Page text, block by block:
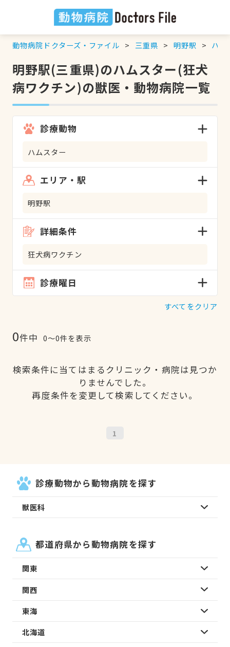
動物病院ドクターズ・ファイル 三重県 明野駅 ハム
明野駅(三重県)のハムスター(狂犬
病ワクチン)の獣医・動物病院一覧
診療動物
ハムスター
エリア・駅
明野駅
詳細条件
狂犬病ワクチン
診療曜日
すべてをクリア
0件中 0〜0件を表示
検索条件に当てはまるクリニック・病院は見つか
りませんでした。
再度条件を変更して検索してください。
1
診療動物から動物病院を探す
獣医科
都道府県から動物病院を探す
関東
関西
東海
北海道